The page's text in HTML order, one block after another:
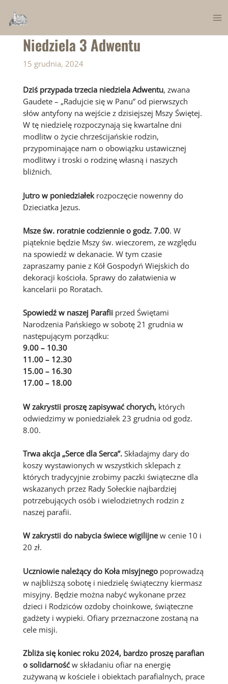
content
Niedziela 3 Adwentu
15 grudnia, 2024
Dziś przypada trzecia niedziela Adwentu, zwana
Gaudete – „Radujcie się w Panu” od pierwszych
słów antyfony na wejście z dzisiejszej Mszy Świętej.
W tę niedzielę rozpoczynają się kwartalne dni
modlitw o życie chrześcijańskie rodzin,
przypominające nam o obowiązku ustawicznej
modlitwy i troski o rodzinę własną i naszych
bliźnich.
Jutro w poniedziałek rozpoczęcie nowenny do
Dzieciatka Jezus.
Msze św. roratnie codziennie o godz. 7.00. W
piąteknie będzie Mszy św. wieczorem, ze względu
na spowiedź w dekanacie. W tym czasie
zapraszamy panie z Kół Gospodyń Wiejskich do
dekoracji kościoła. Sprawy do załatwienia w
kancelarii po Roratach.
Spowiedź w naszej Parafii przed Świętami
Narodzenia Pańskiego w sobotę 21 grudnia w
następującym porządku:
9.00 – 10.30
11.00 – 12.30
15.00 – 16.30
17.00 – 18.00
W zakrystii proszę zapisywać chorych, których
odwiedzimy w poniedziałek 23 grudnia od godz.
8.00.
Trwa akcja „Serce dla Serca”.Składajmy dary do
koszy wystawionych w wszystkich sklepach z
których tradycyjnie zrobimy paczki świąteczne dla
wskazanych przez Rady Sołeckie najbardziej
potrzebujących osób i wielodzietnych rodzin z
naszej parafii.
W zakrystii do nabycia świece wigilijnew cenie 10 i
20 zł.
Uczniowie należący do Koła misyjnegopoprowadzą
w najbliższą sobotę i niedzielę świąteczny kiermasz
misyjny. Będzie można nabyć wykonane przez
dzieci i Rodziców ozdoby choinkowe, świąteczne
gadżety i wypieki. Ofiary przeznaczone zostaną na
cele misji.
Zbliża się koniec roku 2024, bardzo proszę parafian
o solidarnośćw składaniu ofiar na energię
zużywaną w kościele i obiektach parafialnych, prace